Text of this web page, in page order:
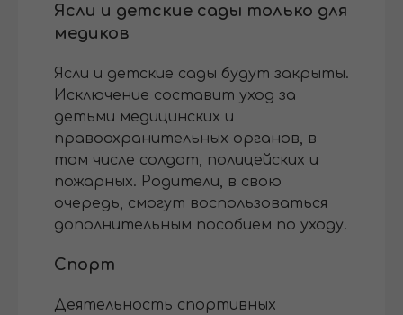
Ясли и детские сады только для
медиков
Ясли и детские сады будут закрыты.
Исключение составит уход за
детьми медицинских и
правоохранительных органов, в
том числе солдат, полицейских и
пожарных. Родители, в свою
очередь, смогут воспользоваться
дополнительным пособием по уходу.
Спорт
Деятельность спортивных